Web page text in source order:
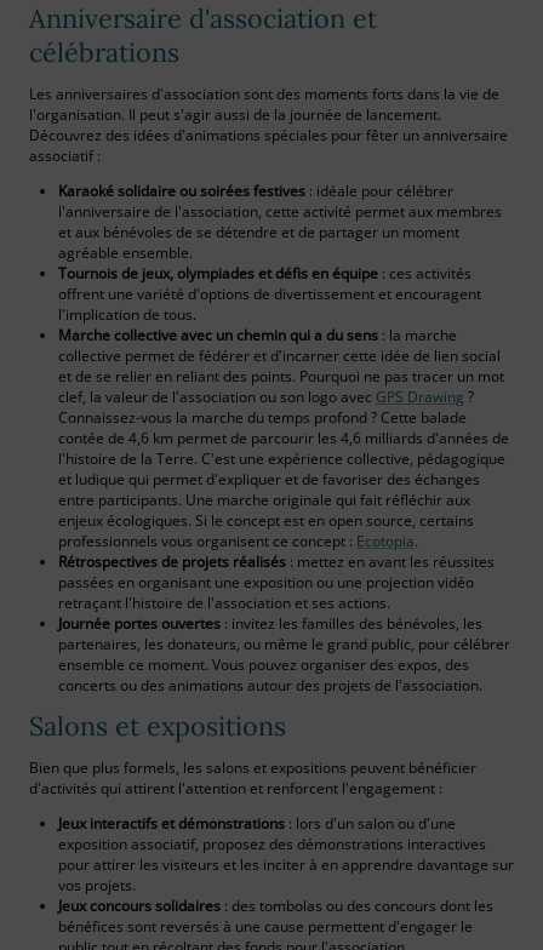
Anniversaire d'association et
célébrations
Les anniversaires d'association sont des moments forts dans la vie de
l'organisation. Il peut s'agir aussi de la journée de lancement.
Découvrez des idées d'animations spéciales pour fêter un anniversaire
associatif :
Karaoké solidaire ou soirées festives : idéale pour célébrer
l'anniversaire de l'association, cette activité permet aux membres
et aux bénévoles de se détendre et de partager un moment
agréable ensemble.
Tournois de jeux, olympiades et défis en équipe : ces activités
offrent une variété d'options de divertissement et encouragent
l'implication de tous.
Marche collective avec un chemin qui a du sens : la marche
collective permet de fédérer et d'incarner cette idée de lien social
et de se relier en reliant des points. Pourquoi ne pas tracer un mot
clef, la valeur de l'association ou son logo avec GPS Drawing ?
Connaissez-vous la marche du temps profond ? Cette balade
contée de 4,6 km permet de parcourir les 4,6 milliards d'années de
l'histoire de la Terre. C'est une expérience collective, pédagogique
et ludique qui permet d'expliquer et de favoriser des échanges
entre participants. Une marche originale qui fait réfléchir aux
enjeux écologiques. Si le concept est en open source, certains
professionnels vous organisent ce concept : Ecotopia.
Rétrospectives de projets réalisés : mettez en avant les réussites
passées en organisant une exposition ou une projection vidéo
retraçant l'histoire de l'association et ses actions.
Journée portes ouvertes : invitez les familles des bénévoles, les
partenaires, les donateurs, ou même le grand public, pour célébrer
ensemble ce moment. Vous pouvez organiser des expos, des
concerts ou des animations autour des projets de l'association.
Salons et expositions
Bien que plus formels, les salons et expositions peuvent bénéficier
d'activités qui attirent l'attention et renforcent l'engagement :
Jeux interactifs et démonstrations : lors d'un salon ou d'une
exposition associatif, proposez des démonstrations interactives
pour attirer les visiteurs et les inciter à en apprendre davantage sur
vos projets.
Jeux concours solidaires : des tombolas ou des concours dont les
bénéfices sont reversés à une cause permettent d'engager le